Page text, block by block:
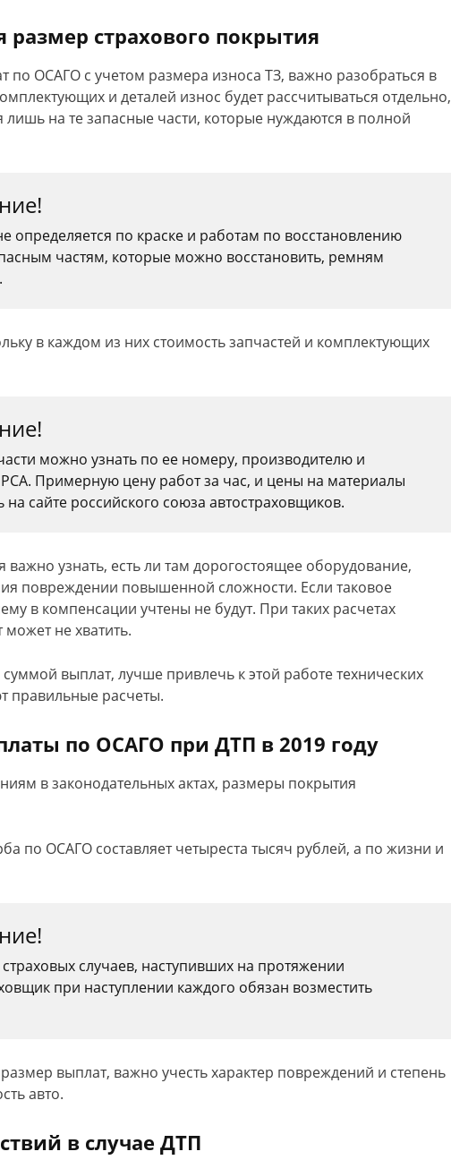
размер страхового покрытия
по ОСАГО с учетом размера износа ТЗ, важно разобраться в
и деталей износ будет рассчитываться отдельно,
лишь на те запасные части, которые нуждаются в полной
определяется по краске и работам по восстановлению
частям, которые можно восстановить, ремням
в каждом из них стоимость запчастей и комплектующих
можно узнать по ее номеру, производителю и
Примерную цену работ за час, и цены на материалы
сайте российского союза автостраховщиков.
узнать, есть ли там дорогостоящее оборудование,
повреждении повышенной сложности. Если таковое
в компенсации учтены не будут. При таких расчетах
не хватить.
выплат, лучше привлечь к этой работе технических
правильные расчеты.
по ОСАГО при ДТП в 2019 году
в законодательных актах, размеры покрытия
по ОСАГО составляет четыреста тысяч рублей, а по жизни и
случаев, наступивших на протяжении
при наступлении каждого обязан возместить
выплат, важно учесть характер повреждений и степень
авто.
в случае ДТП